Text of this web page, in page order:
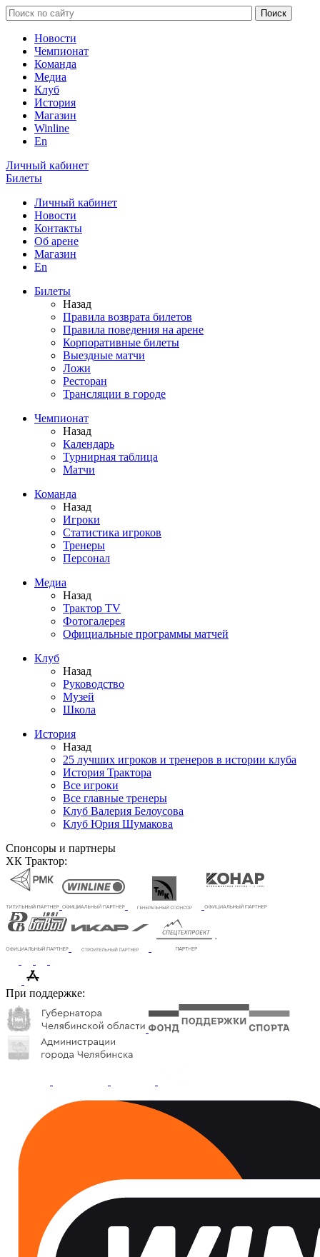
Новости
Чемпионат
Команда
Медиа
Клуб
История
Магазин
Winline
En
Личный кабинет
Билеты
Личный кабинет
Новости
Контакты
Об арене
Магазин
En
Билеты
Назад
Правила возврата билетов
Правила поведения на арене
Корпоративные билеты
Выездные матчи
Ложи
Ресторан
Трансляции в городе
Чемпионат
Назад
Календарь
Турнирная таблица
Матчи
Команда
Назад
Игроки
Статистика игроков
Тренеры
Персонал
Медиа
Назад
Трактор TV
Фотогалерея
Официальные программы матчей
Клуб
Назад
Руководство
Музей
Школа
История
Назад
25 лучших игроков и тренеров в истории клуба
История Трактора
Все игроки
Все главные тренеры
Клуб Валерия Белоусова
Клуб Юрия Шумакова
Спонсоры и партнеры
ХК Трактор:
При поддержке: